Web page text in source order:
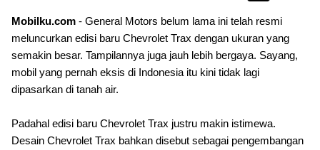
Mobilku.com - General Motors belum lama ini telah resmi
meluncurkan edisi baru Chevrolet Trax dengan ukuran yang
semakin besar. Tampilannya juga jauh lebih bergaya. Sayang,
mobil yang pernah eksis di Indonesia itu kini tidak lagi
dipasarkan di tanah air.
Padahal edisi baru Chevrolet Trax justru makin istimewa.
Desain Chevrolet Trax bahkan disebut sebagai pengembangan